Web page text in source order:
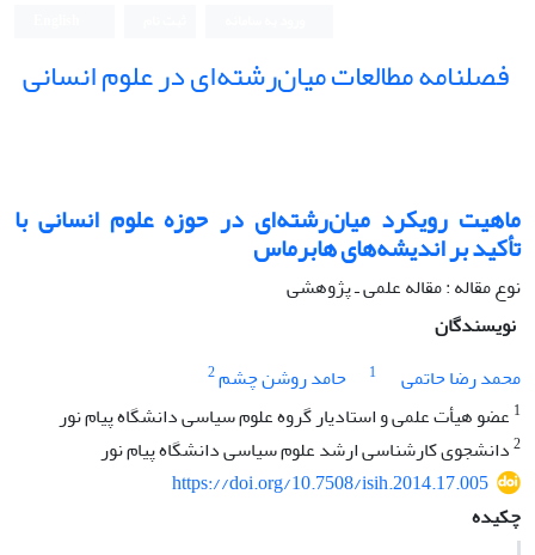
فصلنامه مطالعات میان‌رشته‌ای در علوم انسانی
ماهیت رویکرد میان‌رشته‌ای در حوزه علوم انسانی با
تأکید بر اندیشه‌‌های هابرماس
نوع مقاله : مقاله علمی ـ پژوهشی
نویسندگان
محمد رضا حاتمی
1 حامد روشن چشم2
1 عضو هیأت علمی و استادیار گروه علوم سیاسی دانشگاه پیام نور
2دانشجوی کارشناسی ارشد علوم سیاسی دانشگاه پیام نور
https://doi.org/10.7508/isih.2014.17.005
چکیده